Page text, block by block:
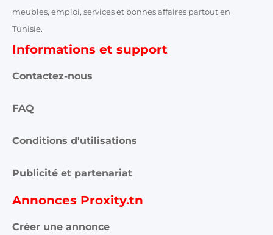
meubles, emploi, services et bonnes affaires partout en
Tunisie.
Informations et support
Contactez-nous
FAQ
Conditions d'utilisations
Publicité et partenariat
Annonces Proxity.tn
Créer une annonce